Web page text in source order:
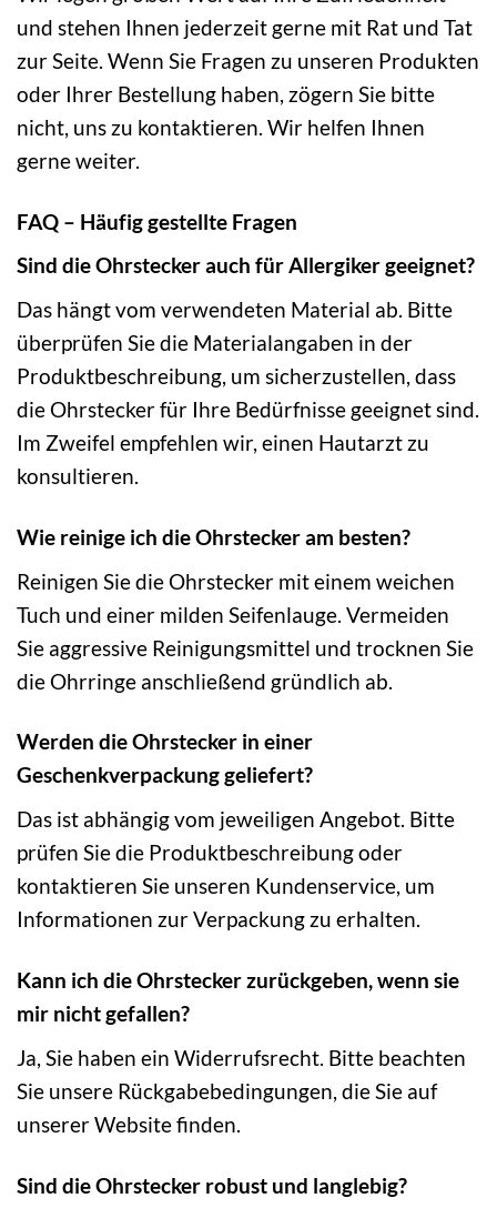
und stehen Ihnen jederzeit gerne mit Rat und Tat
zur Seite. Wenn Sie Fragen zu unseren Produkten
oder Ihrer Bestellung haben, zögern Sie bitte
nicht, uns zu kontaktieren. Wir helfen Ihnen
gerne weiter.
FAQ – Häufig gestellte Fragen
Sind die Ohrstecker auch für Allergiker geeignet?
Das hängt vom verwendeten Material ab. Bitte
überprüfen Sie die Materialangaben in der
Produktbeschreibung, um sicherzustellen, dass
die Ohrstecker für Ihre Bedürfnisse geeignet sind.
Im Zweifel empfehlen wir, einen Hautarzt zu
konsultieren.
Wie reinige ich die Ohrstecker am besten?
Reinigen Sie die Ohrstecker mit einem weichen
Tuch und einer milden Seifenlauge. Vermeiden
Sie aggressive Reinigungsmittel und trocknen Sie
die Ohrringe anschließend gründlich ab.
Werden die Ohrstecker in einer
Geschenkverpackung geliefert?
Das ist abhängig vom jeweiligen Angebot. Bitte
prüfen Sie die Produktbeschreibung oder
kontaktieren Sie unseren Kundenservice, um
Informationen zur Verpackung zu erhalten.
Kann ich die Ohrstecker zurückgeben, wenn sie
mir nicht gefallen?
Ja, Sie haben ein Widerrufsrecht. Bitte beachten
Sie unsere Rückgabebedingungen, die Sie auf
unserer Website finden.
Sind die Ohrstecker robust und langlebig?